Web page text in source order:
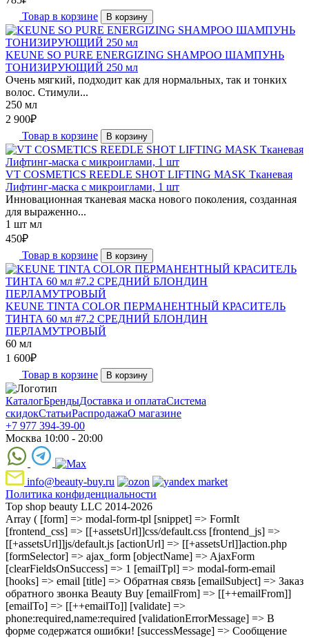
Товар в корзине
В корзину
KEUNE SO PURE ENERGIZING SHAMPOO ШАМПУНЬ
ТОНИЗИРУЮЩИЙ 250 мл
Очень мягкий, подходит как для нормальных, так и тонких
волос. Стимули...
250 мл
2 900₽
Товар в корзине
В корзину
VT COSMETICS REEDLE SHOT LIFTING MASK Тканевая
Лифтинг-маска с микроиглами, 1 шт
Инновационная тканевая маска нового поколения, созданная
для выраженно...
1 шт мл
450₽
Товар в корзине
В корзину
KEUNE TINTA COLOR ПЕРМАНЕНТНЫЙ КРАСИТЕЛЬ
ТИНТА 60 мл #7.2 СРЕДНИЙ БЛОНДИН
ПЕРЛАМУТРОВЫЙ
60 мл
1 600₽
Товар в корзине
В корзину
КаталогБрендыДоставка и оплатаСистема
скидокСтатьиРаспродажаО магазине
+7 977 394-39-00
Москва 10:00 - 20:00
info@beauty-buy.ru
Политика конфиденциальности
Top shop beauty LLC 2014-2026
Array ( [form] => modal-form-tpl [snippet] => FormIt
[frontend_css] => [[+assetsUrl]]css/default.css [frontend_js] =>
[[+assetsUrl]]js/default.js [actionUrl] => [[+assetsUrl]]action.php
[formSelector] => ajax_form [objectName] => AjaxForm
[clearFieldsOnSuccess] => 1 [emailTpl] => modal-form-email
[hooks] => email [title] => Обратная связь [emailSubject] => Заказ
обратного звонка Beauty Buy [emailFrom] => [[++emailFrom]]
[emailTo] => [[++emailTo]] [validate] =>
phone:required,name:required [validationErrorMessage] => В
форме содержатся ошибки! [successMessage] => Сообщение